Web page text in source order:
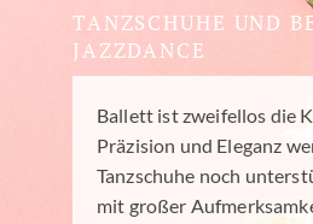
TANZSCHUHE UND
JAZZDANCE
Ballett ist zweifellos die
Präzision und Eleganz
Tanzschuhe noch
mit großer